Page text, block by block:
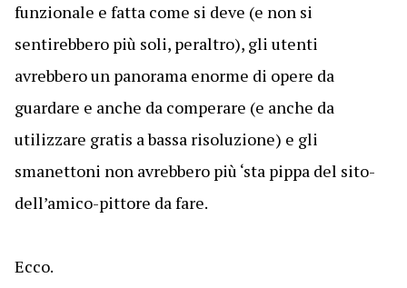
funzionale e fatta come si deve (e non si
sentirebbero più soli, peraltro), gli utenti
avrebbero un panorama enorme di opere da
guardare e anche da comperare (e anche da
utilizzare gratis a bassa risoluzione) e gli
smanettoni non avrebbero più ‘sta pippa del sito-
dell’amico-pittore da fare.
Ecco.